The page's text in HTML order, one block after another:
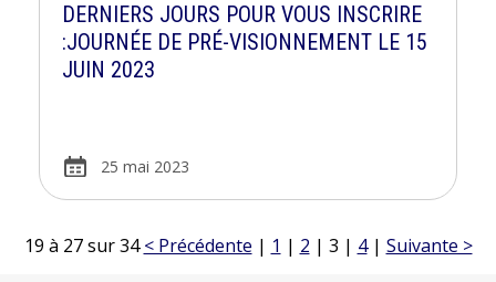
DERNIERS JOURS POUR VOUS INSCRIRE
:JOURNÉE DE PRÉ-VISIONNEMENT LE 15
JUIN 2023
25 mai 2023
19 à 27 sur 34 < Précédente | 1 | 2 | 3 | 4| Suivante >